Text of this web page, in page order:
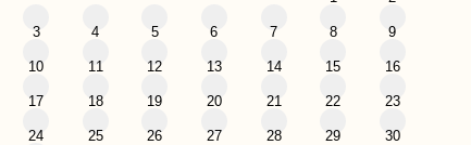
3 4 5 6 7 8 9
10 11 12 13 14 15 16
17 18 19 20 21 22 23
24 25 26 27 28 29 30